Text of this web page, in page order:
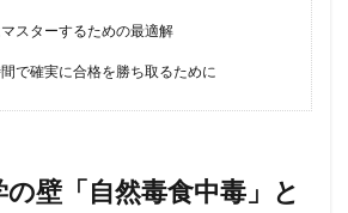
スターするための最適解
で確実に合格を勝ち取るために
壁「自然毒食中毒」と